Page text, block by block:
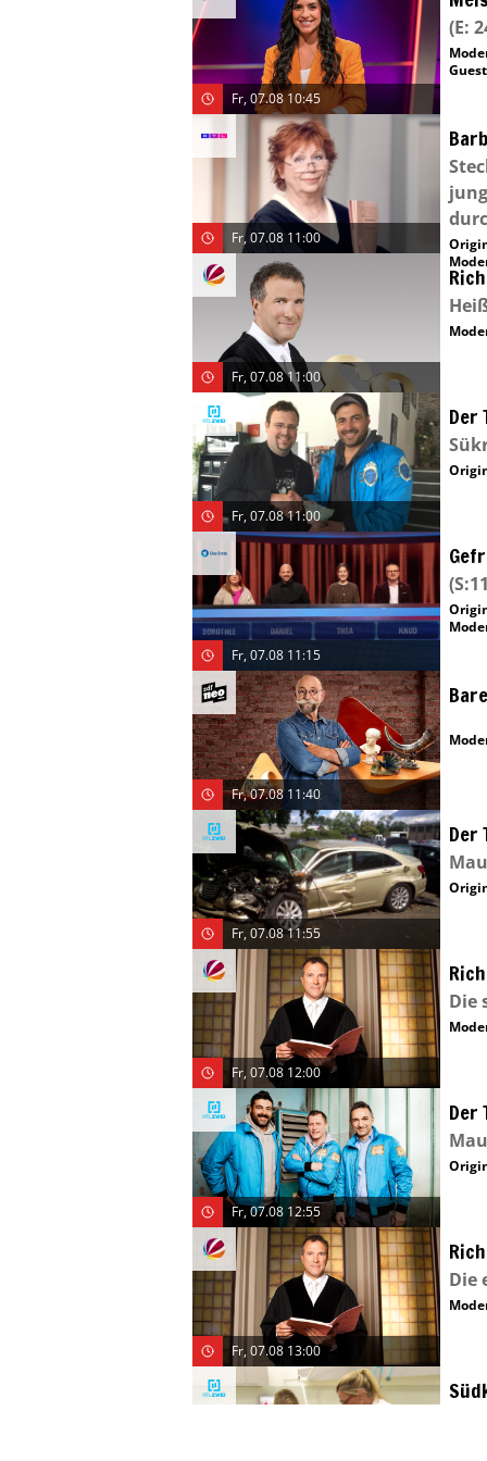
Fr, 07.08 10:45
(E:
Guest
Fr, 07.08 11:00
Fr, 07.08 11:00
Fr, 07.08 11:00
Der
Fr, 07.08 11:15
Fr, 07.08 11:40
Fr, 07.08 11:55
Der
Fr, 07.08 12:00
Die
Fr, 07.08 12:55
Der
Fr, 07.08 13:00
Die